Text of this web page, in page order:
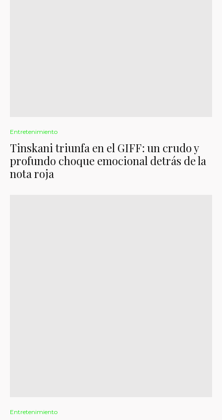
Entretenimiento
Tinskani triunfa en el GIFF: un crudo y
profundo choque emocional detrás de la
nota roja
Entretenimiento